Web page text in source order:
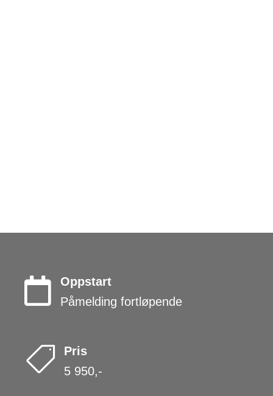

Oppstart
Påmelding fortløpende

Pris
5 950,-